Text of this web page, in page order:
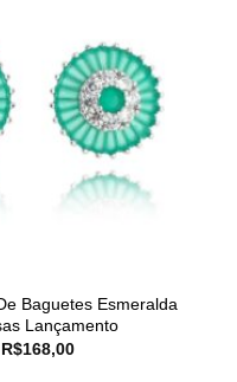
Baguetes Esmeralda
Lançamento
R$168,00